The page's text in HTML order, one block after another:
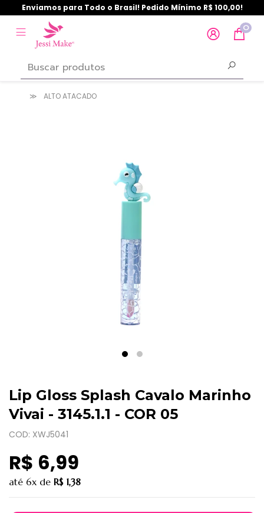
Enviamos para Todo o Brasil! Pedido Mínimo R$ 100,00!
0
ALTO ATACADO
Lip Gloss Splash Cavalo Marinho
Vivai - 3145.1.1 - COR 05
COD: XWJ5041
R$ 6,99
até 6x de R$ 1,38